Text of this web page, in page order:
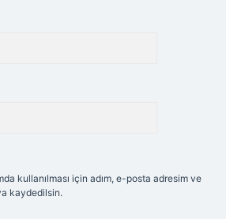
kullanılması için adım, e-posta adresim ve
kaydedilsin.